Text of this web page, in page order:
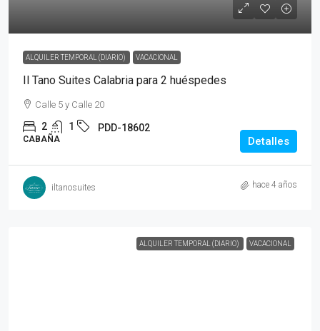
ALQUILER TEMPORAL (DIARIO) VACACIONAL
Il Tano Suites Calabria para 2 huéspedes
Calle 5 y Calle 20
2 1 PDD-18602
CABAÑA Detalles
iltanosuites hace 4 años
ALQUILER TEMPORAL (DIARIO) VACACIONAL